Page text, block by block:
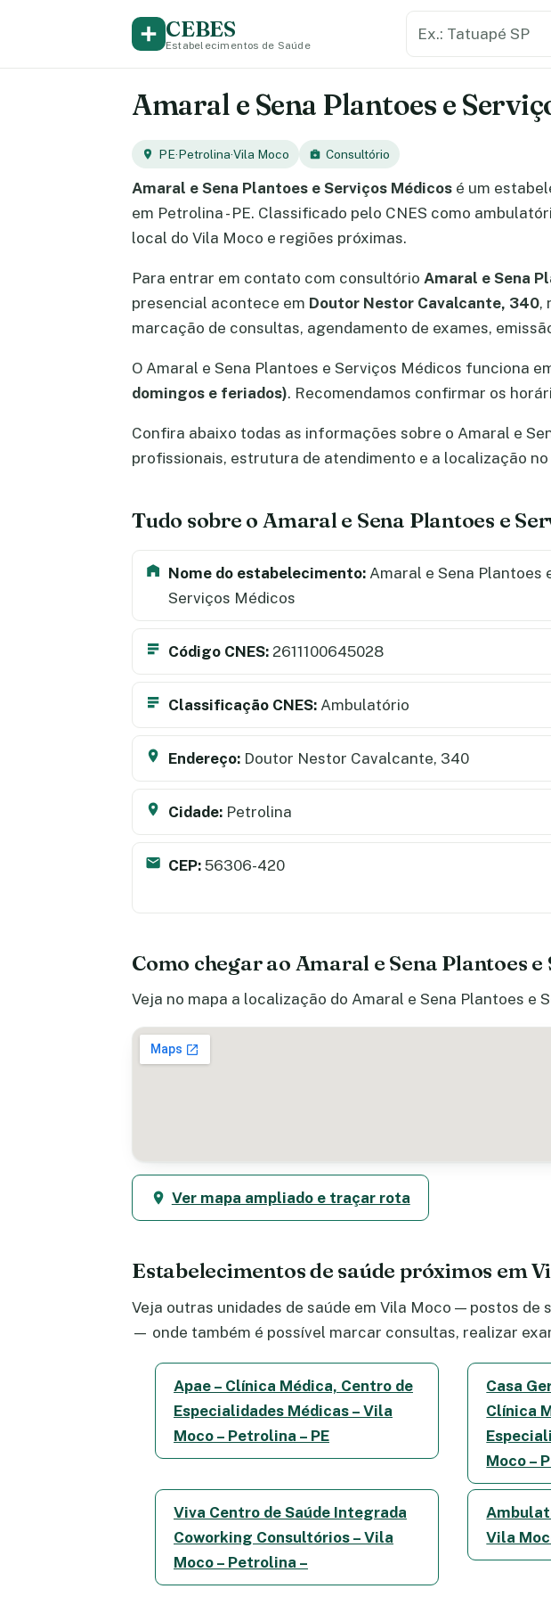
CEBES
Estabelecimentos de Saúde
Amaral e Sena Plantoes e
PE·Petrolina·Vila Moco Consultório
Amaral e Sena Plantoes e Serviços Médicos é um
em Petrolina - PE. Classificado pelo CNES como
local do Vila Moco e regiões próximas.
Para entrar em contato com consultório Amaral e Sena
presencial acontece em Doutor Nestor Cavalcante, 340,
marcação de consultas, agendamento de exames,
O Amaral e Sena Plantoes e Serviços Médicos funciona
domingos e feriados). Recomendamos confirmar os
Confira abaixo todas as informações sobre o Amaral e
profissionais, estrutura de atendimento e a localização
Tudo sobre o Amaral e Sena Plantoes e
Nome do estabelecimento: Amaral e Sena Plantoes
Serviços Médicos
Código CNES: 2611100645028
Classificação CNES: Ambulatório
Endereço: Doutor Nestor Cavalcante, 340
Cidade: Petrolina
CEP: 56306-420
Como chegar ao Amaral e Sena Plantoes
Veja no mapa a localização do Amaral e Sena Plantoes
Ver mapa ampliado e traçar rota
Estabelecimentos de saúde próximos em
Veja outras unidades de saúde em Vila Moco — postos de
— onde também é possível marcar consultas, realizar
Apae – Clínica Médica, Centro de
Especialidades Médicas – Vila
Moco – Petrolina – PE
Casa
Clínica
Moco –
Viva Centro de Saúde Integrada
Coworking Consultórios – Vila
Moco – Petrolina –
Vila